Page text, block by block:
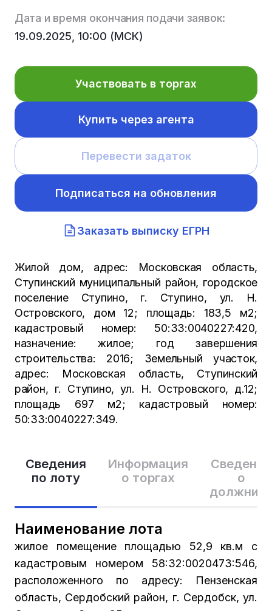
Сведения
по лоту
Информация
о торгах
Сведения
о
Наименование лота
жилое помещение площадью 52,9 кв.м с
кадастровым номером 58:32:0020473:546,
расположенного по адресу: Пензенская
область, Сердобский район, г. Сердобск, ул.
Дата и время окончания подачи заявок:
19.09.2025, 10:00 (МСК)
Участвовать в торгах
Купить через агента
Перевести задаток
Подписаться на обновления
Заказать выписку ЕГРН
Жилой дом, адрес: Московская область,
Ступинский муниципальный район, городское
поселение Ступино, г. Ступино, ул. Н.
Островского, дом 12; площадь: 183,5 м2;
кадастровый номер: 50:33:0040227:420,
назначение: жилое; год завершения
строительства: 2016; Земельный участок,
адрес: Московская область, Ступинский
район, г. Ступино, ул. Н. Островского, д.12;
площадь 697 м2; кадастровый номер:
50:33:0040227:349.